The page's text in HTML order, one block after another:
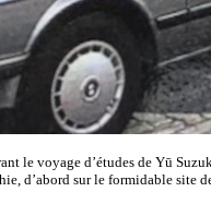
le voyage d’études de Yū
d’abord sur le formidable